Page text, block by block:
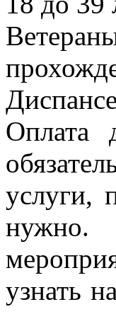
Оплата
услуги,
узнать